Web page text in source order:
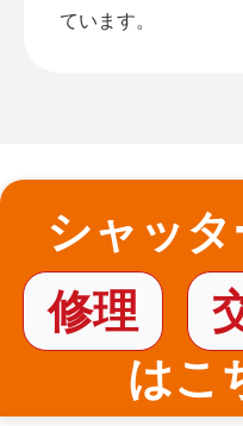
ています。
シャッ
修理
はこ